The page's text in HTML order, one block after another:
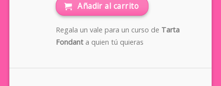
Añadir al carrito
Regala un vale para un curso de Tarta
Fondanta quien tú quieras